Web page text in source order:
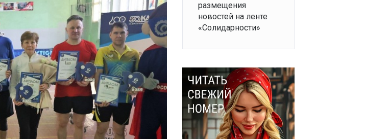
размещения
новостей на ленте
«Солидарности»